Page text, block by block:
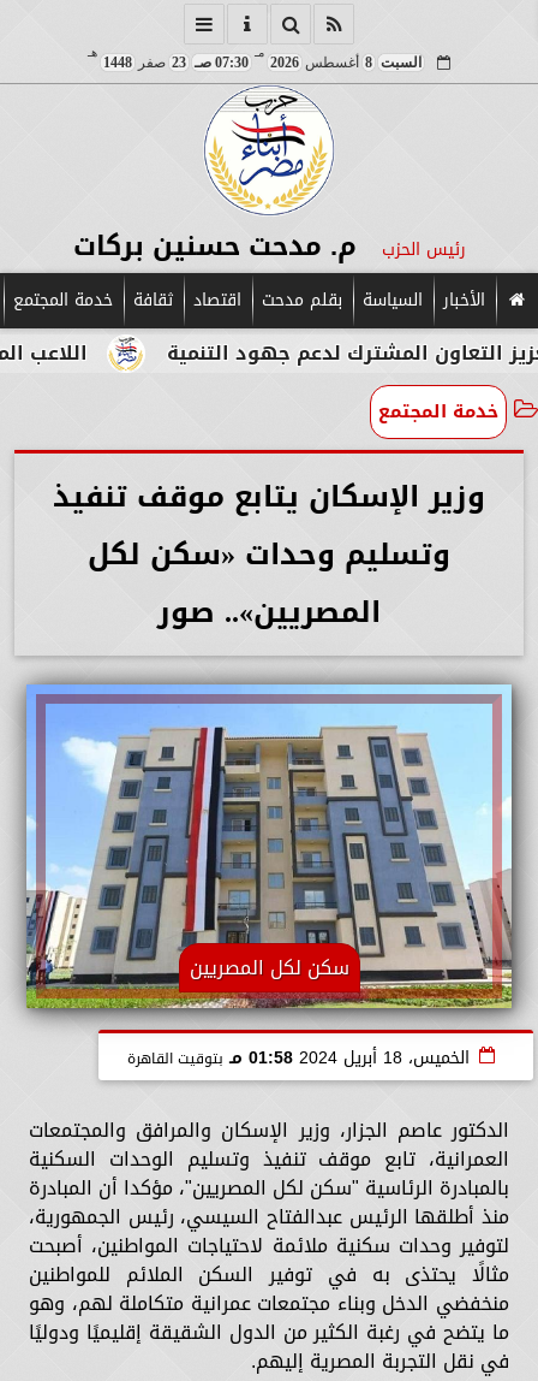
السبت 8 أغسطس 2026
مـ
07:30 صـ 23 صفر 1448
هـ
رئيس الحزب م. مدحت حسنين بركات
الأخبار السياسة بقلم مدحت اقتصاد ثقافة خدمة المجتمع
اللاعب المصري المشترك لدعم جهود التنمية
خدمة المجتمع
وزير الإسكان يتابع موقف تنفيذ
وتسليم وحدات «سكن لكل
المصريين».. صور
سكن لكل المصريين
الخميس، 18 أبريل 2024 01:58 مـ بتوقيت القاهرة
الدكتور عاصم الجزار، وزير الإسكان والمرافق والمجتمعات
العمرانية، تابع موقف تنفيذ وتسليم الوحدات السكنية
بالمبادرة الرئاسية "سكن لكل المصريين"، مؤكدا أن المبادرة
منذ أطلقها الرئيس عبدالفتاح السيسي، رئيس الجمهورية،
لتوفير وحدات سكنية ملائمة لاحتياجات المواطنين، أصبحت
مثالًا يحتذى به في توفير السكن الملائم للمواطنين
منخفضي الدخل وبناء مجتمعات عمرانية متكاملة لهم، وهو
ما يتضح في رغبة الكثير من الدول الشقيقة إقليميًا ودوليًا
في نقل التجربة المصرية إليهم.